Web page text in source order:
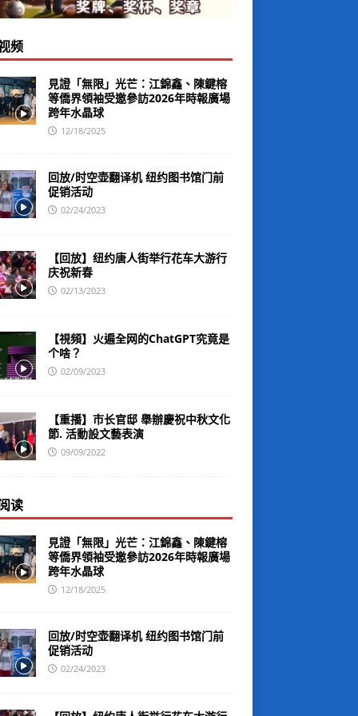
频
見證「無限」光芒：江錦鑫、陳鍵榕
等僑界領袖受邀參訪2026年時報廣場
跨年水晶球
12/18/2025
回放/时空壶翻译机 纽约图书馆门前
促销活动
02/24/2023
【回放】纽约唐人街举行花车大游行
庆祝新春
02/13/2023
【視頻】火遍全网的ChatGPT究竟是
个啥？
02/09/2023
【重播】市长官邸 舉辦慶祝中秋文化
節. 活動設文藝表演
09/09/2022
读
見證「無限」光芒：江錦鑫、陳鍵榕
等僑界領袖受邀參訪2026年時報廣場
跨年水晶球
12/18/2025
回放/时空壶翻译机 纽约图书馆门前
促销活动
02/24/2023